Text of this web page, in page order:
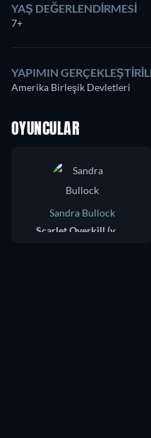
YAŞ DEĞERLENDIRMESI
7+
YAPIMIN
Amerika Birleşik Devletleri
OYUNCULAR
Sandra Bullock
Scarlet Overkill (voice)